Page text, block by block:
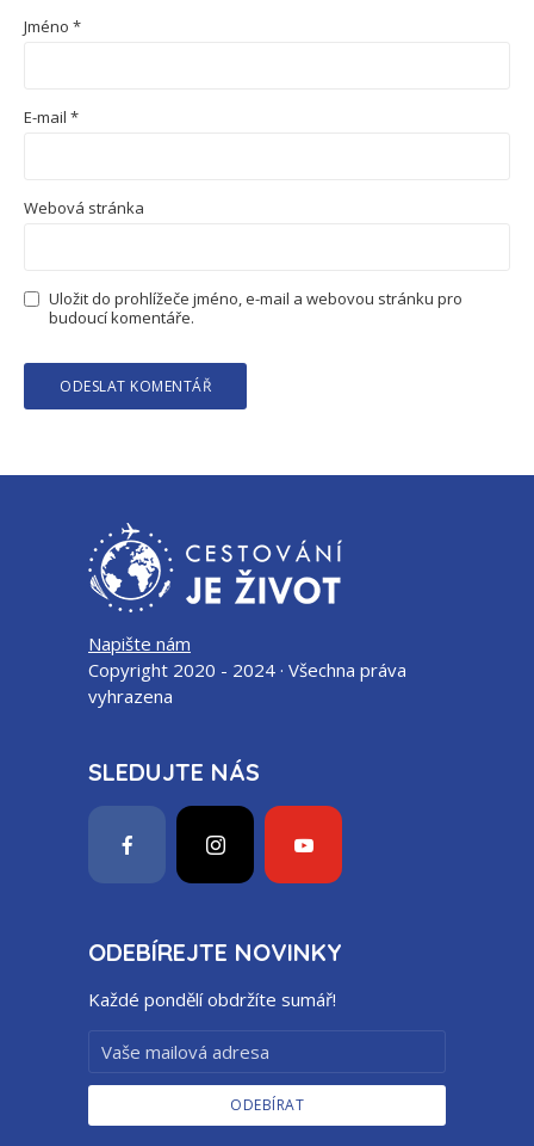
Jméno *
E-mail *
Webová stránka
Uložit do prohlížeče jméno, e-mail a webovou stránku pro
budoucí komentáře.
Napište nám
Copyright 2020 - 2024 · Všechna práva
vyhrazena
SLEDUJTE NÁS
ODEBÍREJTE NOVINKY
Každé pondělí obdržíte sumář!